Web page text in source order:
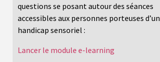
questions se posant autour des séances
accessibles aux personnes porteuses d’un
handicap sensoriel :
Lancer le module e-learning